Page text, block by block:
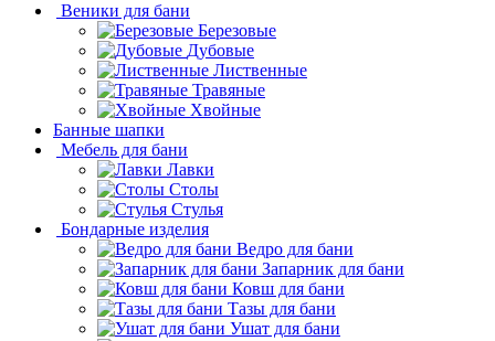
Веники для бани
Березовые
Дубовые
Лиственные
Травяные
Хвойные
Банные шапки
Мебель для бани
Лавки
Столы
Стулья
Бондарные изделия
Ведро для бани
Запарник для бани
Ковш для бани
Тазы для бани
Ушат для бани